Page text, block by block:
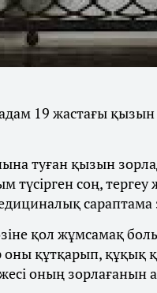
19 жастағы қызын
туған қызын
түсірген соң,
сараптама
қол жұмсамақ
құтқарып, құқық
оның зорлағанын